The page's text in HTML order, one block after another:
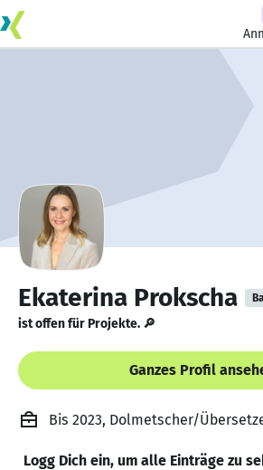
Ekaterina Prokscha
ist offen für Projekte. 🔎
Ganzes Profil
Bis 2023, Dolmetscher/
Logg Dich ein, um alle Einträge zu